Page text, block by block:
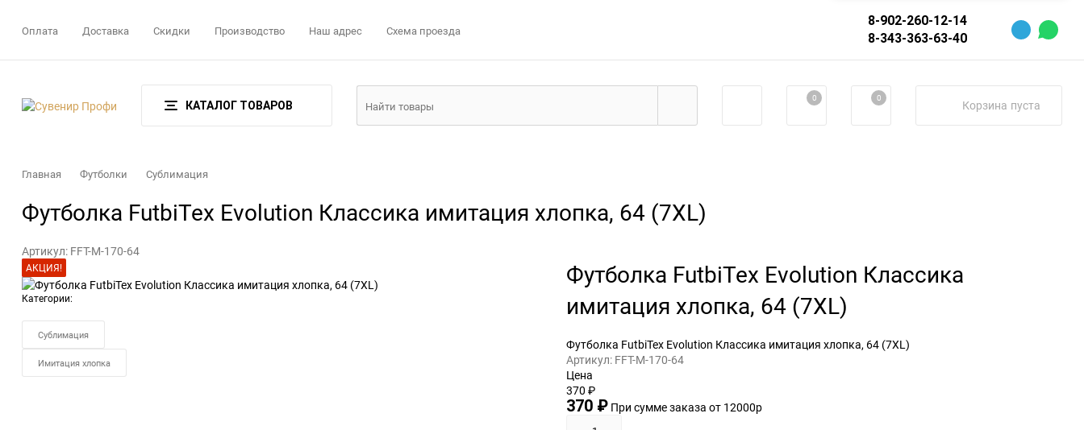
Оплата Доставка Скидки Производство Наш адрес Схема проезда
8-902-260-12-14
8-343-363-63-40
КАТАЛОГ ТОВАРОВ
0 0 Корзина пуста
Главная Футболки Сублимация
Футболка FutbiTex Evolution Классика имитация хлопка, 64 (7XL)
Артикул: FFT-M-170-64
АКЦИЯ!
Категории:
Сублимация
Имитация хлопка
Футболка FutbiTex Evolution Классика
имитация хлопка, 64 (7XL)
Футболка FutbiTex Evolution Классика имитация хлопка, 64 (7XL)
Артикул: FFT-M-170-64
Цена
370 ₽
370 ₽ При сумме заказа от 12000р